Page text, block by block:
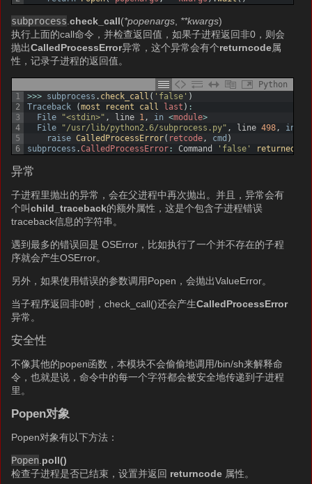
subprocess .check_call(*popenargs **kwargs)
执行上面的call命令，并检查返回值，如果子进程返回非0，则会
抛出CalledProcessError异常，这个异常会有个returncode属
性，记录子进程的返回值。
Python
1
2
3
4
5
6
>>> subprocess . check_call ( 'false' )
Traceback
(most recent call last ) :
File
"<stdin>" , line 1, in <module>
File
"/usr/lib/python2.6/subprocess.py" , line 498, in
raise CalledProcessError( retcode, cmd )
subprocess .CalledProcessError: Command 'false' returned
异常
子进程里抛出的异常，会在父进程中再次抛出。并且，异常会有
个叫child_traceback的额外属性，这是个包含子进程错误
traceback信息的字符串。
遇到最多的错误回是 OSError，比如执行了一个并不存在的子程
序就会产生OSError。
另外，如果使用错误的参数调用Popen，会抛出ValueError。
当子程序返回非0时，check_call()还会产生CalledProcessError
异常。
安全性
不像其他的popen函数，本模块不会偷偷地调用/bin/sh来解释命
令，也就是说，命令中的每一个字符都会被安全地传递到子进程
里。
Popen对象
Popen对象有以下方法：
Popen poll()
检查子进程是否已结束，设置并返回 returncode 属性。